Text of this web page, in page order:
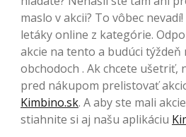
maslo v akcii? To vôbec
letáky online z kategórie.
akcie na tento a budúci týždeň
obchodoch . Ak chcete ušetriť,
pred nákupom prelistovať
Kimbino.sk. A aby ste mali
stiahnite si aj našu aplikáciu